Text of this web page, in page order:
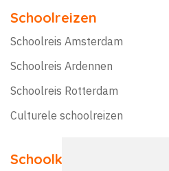
Schoolreizen
Schoolreis Amsterdam
Schoolreis Ardennen
Schoolreis Rotterdam
Culturele schoolreizen
Schoolkampen